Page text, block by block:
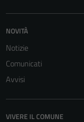
NOVITÀ
Notizie
Comunicati
Avvisi
VIVERE IL COMUNE